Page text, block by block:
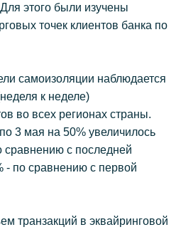
этого были изучены
точек клиентов банка по
самоизоляции наблюдается
к неделе)
во всех регионах страны.
3 мая на 50% увеличилось
сравнению с последней
- по сравнению с первой
транзакций в эквайринговой